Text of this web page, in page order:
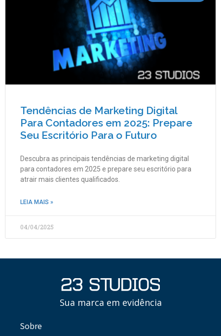
Tendências de Marketing Digital
Para Contadores em 2025: Prepare
Seu Escritório Para o Futuro
Descubra as principais tendências de marketing digital
para contadores em 2025 e prepare seu escritório para
atrair mais clientes qualificados.
LEIA MAIS »
04/04/2025
Sua marca em evidência
Sobre